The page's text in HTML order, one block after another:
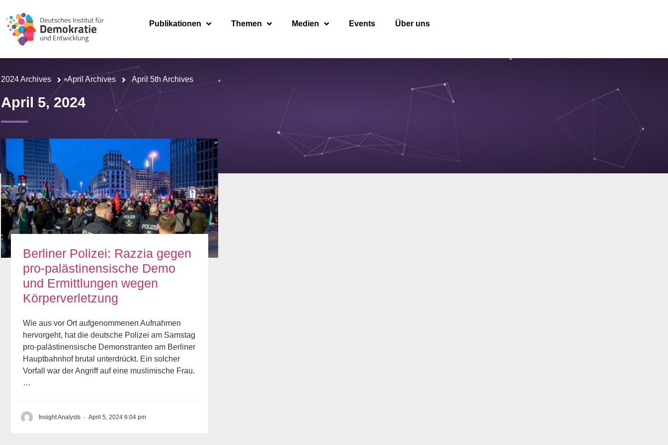
Publikationen Themen Medien Events Über uns
2024 Archives April Archives April 5th Archives
April 5, 2024
Berliner Polizei: Razzia gegen
pro-palästinensische Demo
und Ermittlungen wegen
Körperverletzung
Wie aus vor Ort aufgenommenen Aufnahmen
hervorgeht, hat die deutsche Polizei am Samstag
pro-palästinensische Demonstranten am Berliner
Hauptbahnhof brutal unterdrückt. Ein solcher
Vorfall war der Angriff auf eine muslimische Frau.
…
Insight Analysts · April 5, 2024 6:04 pm